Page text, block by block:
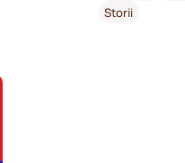
Storii